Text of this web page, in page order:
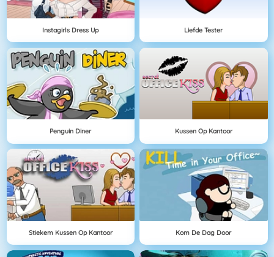
Instagirls Dress Up Liefde Tester
Penguin Diner Kussen Op Kantoor
Stiekem Kussen Op Kantoor Kom De Dag Door